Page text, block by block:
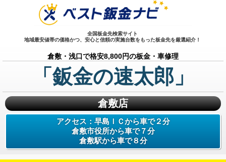
全国板金先検索サイト
地域最安値帯の価格かつ、安心と信頼の実施台数をもった板金先を厳選紹介！
倉敷・浅口で格安8,800円の板金・車修理
「鈑金の速太郎」
倉敷店
アクセス： 早島ＩＣから車で２分
倉敷市役所から車で７分
倉敷駅から車で８分